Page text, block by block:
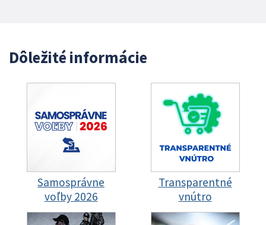
Dôležité informácie
Samosprávne
voľby 2026
Transparentné
vnútro